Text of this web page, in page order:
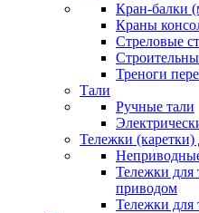
Кран-балки
Краны
Стреловые
Треноги
Тали
Ручные тали
Тележки (каретки)
Тележки
приводом
Тележки для